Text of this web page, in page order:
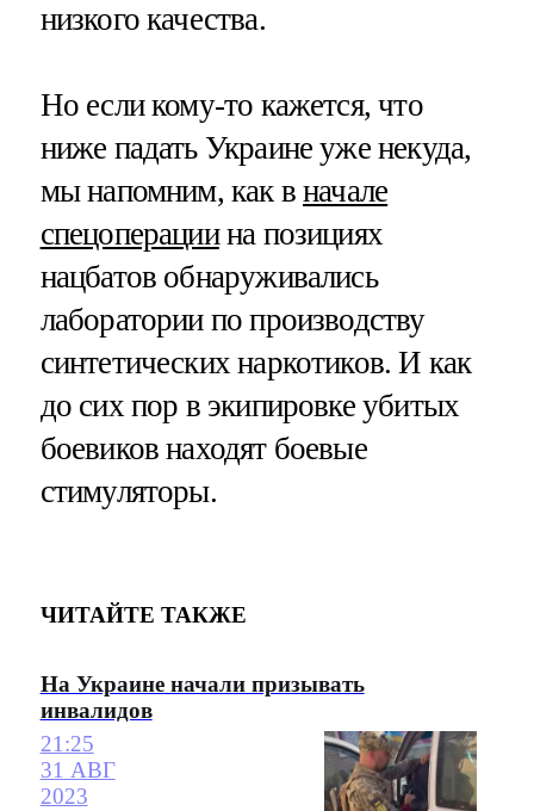
низкого качества.
Но если кому-то кажется, что
ниже падать Украине уже некуда,
мы напомним, как вначале
спецоперациина позициях
нацбатов обнаруживались
лаборатории по производству
синтетических наркотиков. И как
до сих пор в экипировке убитых
боевиков находят боевые
стимуляторы.
ЧИТАЙТЕ ТАКЖЕ
На Украине начали призывать
инвалидов
21:25
31 АВГ
2023